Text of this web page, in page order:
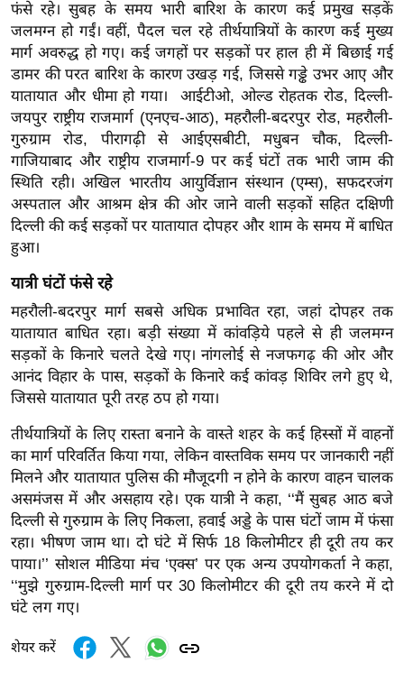
ज
ब्री
फ
म
नो
रं
ज
न
ज
ग
त
बॉ
ली
वु
ड
हॉ
ली
वु
ड
फि
ल्म
स
मी
क्षा
B
e
फंसे रहे। सुबह के समय भारी बारिश के कारण कई प्रमुख सड़कें
जलमग्न हो गईं। वहीं, पैदल चल रहे तीर्थयात्रियों के कारण कई मुख्य
मार्ग अवरुद्ध हो गए। कई जगहों पर सड़कों पर हाल ही में बिछाई गई
डामर की परत बारिश के कारण उखड़ गई, जिससे गड्ढे उभर आए और
यातायात और धीमा हो गया। आईटीओ, ओल्ड रोहतक रोड, दिल्ली-
जयपुर राष्ट्रीय राजमार्ग (एनएच-आठ), महरौली-बदरपुर रोड, महरौली-
गुरुग्राम रोड, पीरागढ़ी से आईएसबीटी, मधुबन चौक, दिल्ली-
गाजियाबाद और राष्ट्रीय राजमार्ग-9 पर कई घंटों तक भारी जाम की
स्थिति रही। अखिल भारतीय आयुर्विज्ञान संस्थान (एम्स), सफदरजंग
अस्पताल और आश्रम क्षेत्र की ओर जाने वाली सड़कों सहित दक्षिणी
दिल्ली की कई सड़कों पर यातायात दोपहर और शाम के समय में बाधित
हुआ।
यात्री घंटों फंसे रहे
महरौली-बदरपुर मार्ग सबसे अधिक प्रभावित रहा, जहां दोपहर तक
यातायात बाधित रहा। बड़ी संख्या में कांवड़िये पहले से ही जलमग्न
सड़कों के किनारे चलते देखे गए। नांगलोई से नजफगढ़ की ओर और
आनंद विहार के पास, सड़कों के किनारे कई कांवड़ शिविर लगे हुए थे,
जिससे यातायात पूरी तरह ठप हो गया।
तीर्थयात्रियों के लिए रास्ता बनाने के वास्ते शहर के कई हिस्सों में वाहनों
का मार्ग परिवर्तित किया गया, लेकिन वास्तविक समय पर जानकारी नहीं
मिलने और यातायात पुलिस की मौजूदगी न होने के कारण वाहन चालक
असमंजस में और असहाय रहे। एक यात्री ने कहा, ‘‘मैं सुबह आठ बजे
दिल्ली से गुरुग्राम के लिए निकला, हवाई अड्डे के पास घंटों जाम में फंसा
रहा। भीषण जाम था। दो घंटे में सिर्फ 18 किलोमीटर ही दूरी तय कर
पाया।’’ सोशल मीडिया मंच ‘एक्स’ पर एक अन्य उपयोगकर्ता ने कहा,
‘‘मुझे गुरुग्राम-दिल्ली मार्ग पर 30 किलोमीटर की दूरी तय करने में दो
घंटे लग गए।
शेयर करें